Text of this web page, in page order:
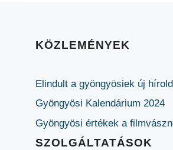
KÖZLEMÉNYEK
Elindult a gyöngyösiek új
Gyöngyösi Kalendárium 2024
Gyöngyösi értékek a
SZOLGÁLTATÁSOK